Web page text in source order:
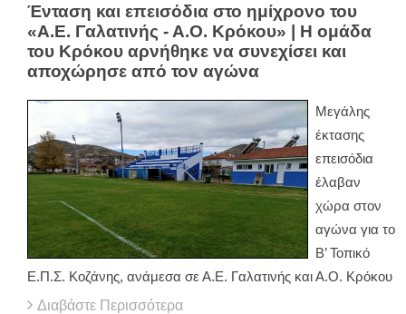
Ένταση και επεισόδια στο ημίχρονο του
«Α.Ε. Γαλατινής - Α.Ο. Κρόκου» | Η ομάδα
του Κρόκου αρνήθηκε να συνεχίσει και
αποχώρησε από τον αγώνα
Μεγάλης
έκτασης
επεισόδια
έλαβαν
χώρα στον
αγώνα για το
Β’ Τοπικό
Ε.Π.Σ. Κοζάνης, ανάμεσα σε Α.Ε. Γαλατινής και Α.Ο. Κρόκου
Διαβάστε Περισσότερα